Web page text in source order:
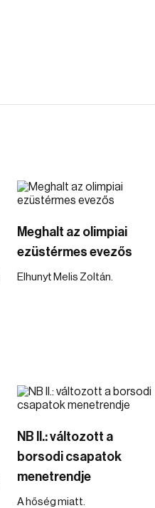
Meghalt az olimpiai
ezüstérmes evezős
Elhunyt Melis Zoltán.
NB II.: változott a
borsodi csapatok
menetrendje
A hőség miatt.